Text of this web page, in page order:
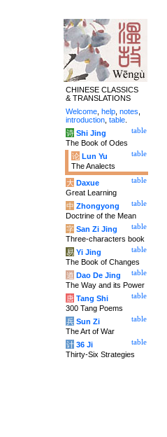
CHINESE CLASSICS
& TRANSLATIONS
Welcome help notes
introduction table
table
诗 Shi Jing
The Book of Odes
table
论 Lun Yu
The Analects
table
大 Daxue
Great Learning
table
中 Zhongyong
Doctrine of the Mean
table
字 San Zi Jing
Three-characters book
table
易 Yi Jing
The Book of Changes
table
道 Dao De Jing
The Way and its Power
table
唐 Tang Shi
300 Tang Poems
table
兵 Sun Zi
The Art of War
table
计 36 Ji
Thirty-Six Strategies